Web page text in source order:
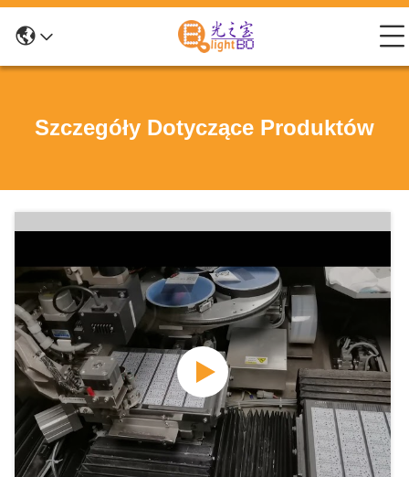
Szczegóły Dotyczące Produktów